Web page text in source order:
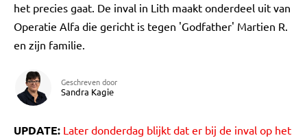
het precies gaat. De inval in Lith maakt onderdeel uit van
Operatie Alfa die gericht is tegen 'Godfather' Martien R.
en zijn familie.
Geschreven door
Sandra Kagie
UPDATE: Later donderdag blijkt dat er bij de inval op het